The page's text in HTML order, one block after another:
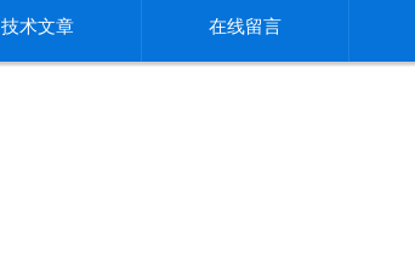
技术文章 在线留言